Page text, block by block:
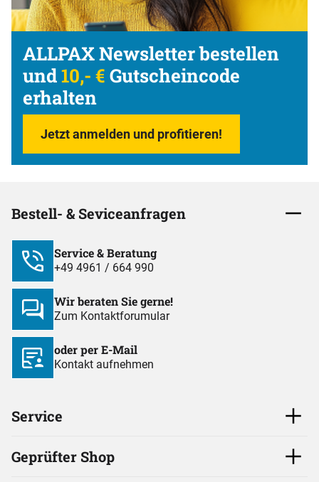
ALLPAX Newsletter bestellen
und10,- € Gutscheincode
erhalten
Jetzt anmelden und profitieren!
Bestell- & Seviceanfragen
Service & Beratung
+49 4961 / 664 990
Wir beraten Sie gerne!
Zum Kontaktforumular
oder per E-Mail
Kontakt aufnehmen
Service
Geprüfter Shop